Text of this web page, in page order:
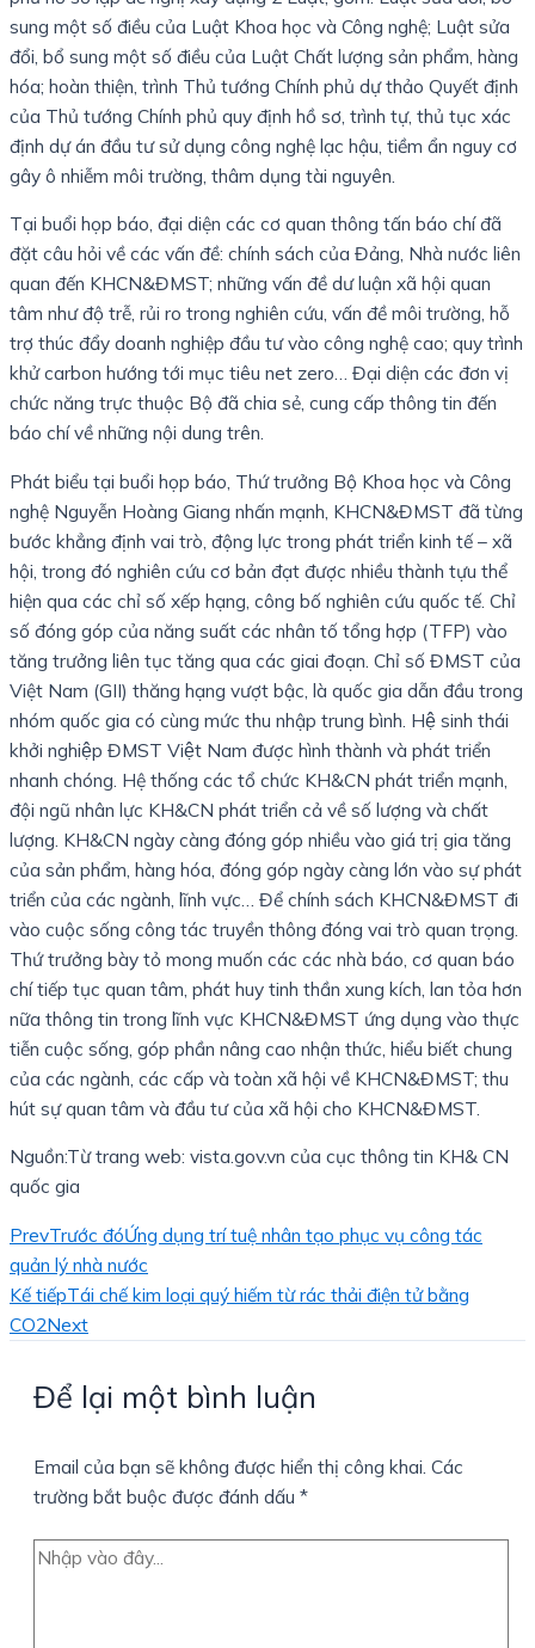
sung một số điều của Luật Khoa học và Công nghệ; Luật sửa
đổi, bổ sung một số điều của Luật Chất lượng sản phẩm, hàng
hóa; hoàn thiện, trình Thủ tướng Chính phủ dự thảo Quyết định
của Thủ tướng Chính phủ quy định hồ sơ, trình tự, thủ tục xác
định dự án đầu tư sử dụng công nghệ lạc hậu, tiềm ẩn nguy cơ
gây ô nhiễm môi trường, thâm dụng tài nguyên.
Tại buổi họp báo, đại diện các cơ quan thông tấn báo chí đã
đặt câu hỏi về các vấn đề: chính sách của Đảng, Nhà nước liên
quan đến KHCN&ĐMST; những vấn đề dư luận xã hội quan
tâm như độ trễ, rủi ro trong nghiên cứu, vấn đề môi trường, hỗ
trợ thúc đẩy doanh nghiệp đầu tư vào công nghệ cao; quy trình
khử carbon hướng tới mục tiêu net zero… Đại diện các đơn vị
chức năng trực thuộc Bộ đã chia sẻ, cung cấp thông tin đến
báo chí về những nội dung trên.
Phát biểu tại buổi họp báo, Thứ trưởng Bộ Khoa học và Công
nghệ Nguyễn Hoàng Giang nhấn mạnh, KHCN&ĐMST đã từng
bước khẳng định vai trò, động lực trong phát triển kinh tế – xã
hội, trong đó nghiên cứu cơ bản đạt được nhiều thành tựu thể
hiện qua các chỉ số xếp hạng, công bố nghiên cứu quốc tế. Chỉ
số đóng góp của năng suất các nhân tố tổng hợp (TFP) vào
tăng trưởng liên tục tăng qua các giai đoạn. Chỉ số ĐMST của
Việt Nam (GII) thăng hạng vượt bậc, là quốc gia dẫn đầu trong
nhóm quốc gia có cùng mức thu nhập trung bình. Hệ sinh thái
khởi nghiệp ĐMST Việt Nam được hình thành và phát triển
nhanh chóng. Hệ thống các tổ chức KH&CN phát triển mạnh,
đội ngũ nhân lực KH&CN phát triển cả về số lượng và chất
lượng. KH&CN ngày càng đóng góp nhiều vào giá trị gia tăng
của sản phẩm, hàng hóa, đóng góp ngày càng lớn vào sự phát
triển của các ngành, lĩnh vực… Để chính sách KHCN&ĐMST đi
vào cuộc sống công tác truyền thông đóng vai trò quan trọng.
Thứ trưởng bày tỏ mong muốn các các nhà báo, cơ quan báo
chí tiếp tục quan tâm, phát huy tinh thần xung kích, lan tỏa hơn
nữa thông tin trong lĩnh vực KHCN&ĐMST ứng dụng vào thực
tiễn cuộc sống, góp phần nâng cao nhận thức, hiểu biết chung
của các ngành, các cấp và toàn xã hội về KHCN&ĐMST; thu
hút sự quan tâm và đầu tư của xã hội cho KHCN&ĐMST.
Nguồn:Từ trang web: vista.gov.vn của cục thông tin KH& CN
quốc gia
PrevTrước đóỨng dụng trí tuệ nhân tạo phục vụ công tác
quản lý nhà nước
Kế tiếpTái chế kim loại quý hiếm từ rác thải điện tử bằng
CO2Next
Để lại một bình luận
Email của bạn sẽ không được hiển thị công khai. Các
trường bắt buộc được đánh dấu *
Nhập